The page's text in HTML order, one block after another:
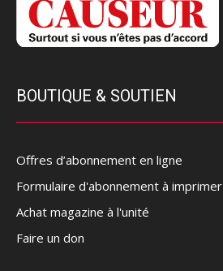
BOUTIQUE & SOUTIEN
Offres d’abonnement en ligne
Formulaire d'abonnement à imprimer
Achat magazine à l'unité
Faire un don